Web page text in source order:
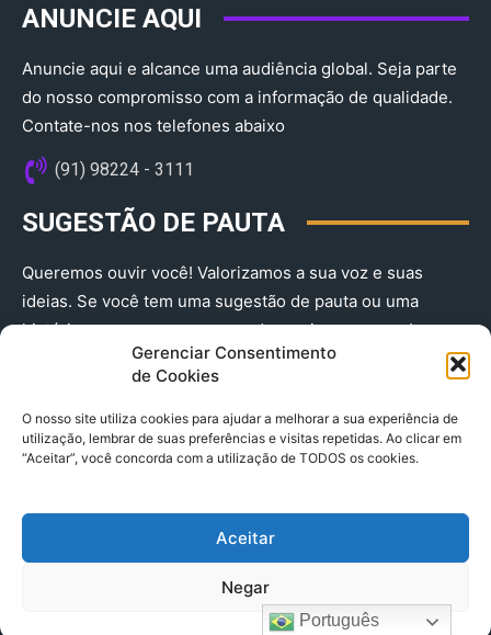
Gerenciar Consentimento
de Cookies
O nosso site utiliza cookies para ajudar a melhorar a sua experiência de
utilização, lembrar de suas preferências e visitas repetidas. Ao clicar em
“Aceitar”, você concorda com a utilização de TODOS os cookies.
Aceitar
Negar
ANUNCIE AQUI
Anuncie aqui e alcance uma audiência global. Seja parte
do nosso compromisso com a informação de qualidade.
Contate-nos nos telefones abaixo
(91) 98224 - 3111
SUGESTÃO DE PAUTA
Queremos ouvir você! Valorizamos a sua voz e suas
ideias. Se você tem uma sugestão de pauta ou uma
história que merece ser contada, envie-nos agora!
(91) 98224 - 3111
© 2025 A Província do Pará CNPJ: 04.901.141/0001-36 End .
Trav. Quintino Bocaiuva 2301, Ed. Rogério Fernandez – Sala
2701- Cremação – CEP 66045.315
Português